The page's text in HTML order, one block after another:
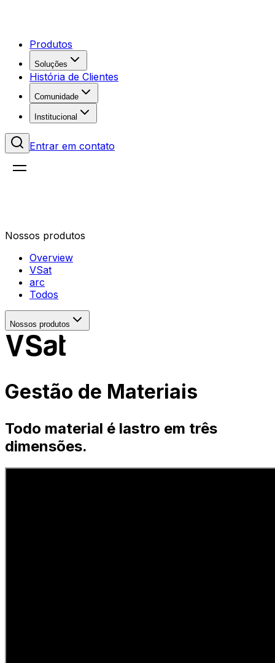
Produtos
Soluções
História de Clientes
Comunidade
Institucional
Entrar em contato
Nossos produtos
Overview
VSat
arc
Todos
Nossos produtos
VSat
Gestão de Materiais
Todo material é lastro em três
dimensões.